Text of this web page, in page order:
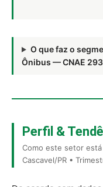
O que faz o
Ônibus — CNAE
Perfil &
Como este setor
Cascavel/PR •